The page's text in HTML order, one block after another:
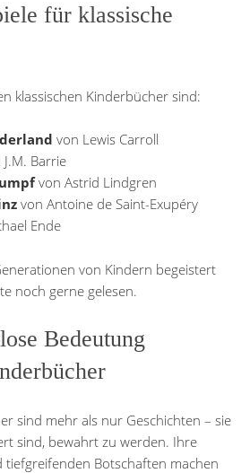
für klassische
klassischen Kinderbücher sind:
von Lewis Carroll
Barrie
von Astrid Lindgren
von Antoine de Saint-Exupéry
Ende
von Kindern begeistert
noch gerne gelesen.
Bedeutung
sind mehr als nur Geschichten – sie
sind, bewahrt zu werden. Ihre
tiefgreifenden Botschaften machen